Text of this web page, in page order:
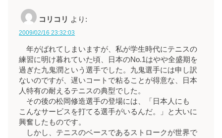
コリコリ より:
2009/02/16 23:32:03
年がばれてしまいますが、私が学生時代にテニスの
練習に明け暮れていた頃、日本のNo.1はやや全盛期を
過ぎた九鬼潤という選手でした。九鬼選手には申し訳
ないのですが、遅いコートで粘ることが得意な、日本
人特有の耐えるテニスの典型でした。
その後の松岡修造選手の登場には、「日本人にも
こんなサービスを打てる選手がいるんだ。」と大いに
興奮したものです。
しかし、テニスのベースであるストロークが世界で